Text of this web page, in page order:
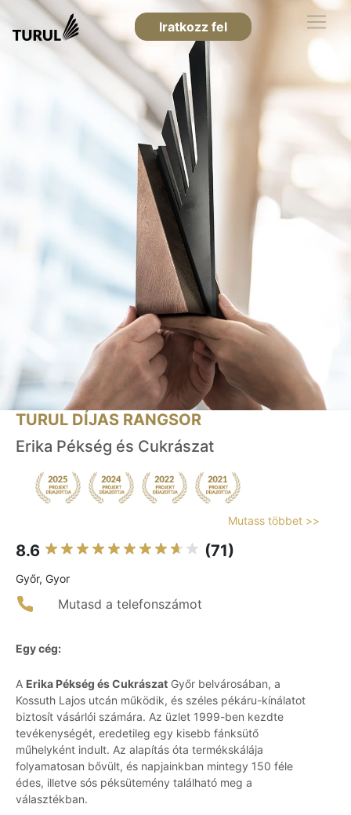
Iratkozz fel
TURUL DÍJAS RANGSOR
Erika Pékség és Cukrászat
Mutass többet >>
8.6 (71)
Győr, Gyor
Mutasd a telefonszámot
Egy cég:
A Erika Pékség és Cukrászat Győr belvárosában, a
Kossuth Lajos utcán működik, és széles pékáru-kínálatot
biztosít vásárlói számára. Az üzlet 1999-ben kezdte
tevékenységét, eredetileg egy kisebb fánksütő
műhelyként indult. Az alapítás óta termékskálája
folyamatosan bővült, és napjainkban mintegy 150 féle
édes, illetve sós péksütemény található meg a
választékban.